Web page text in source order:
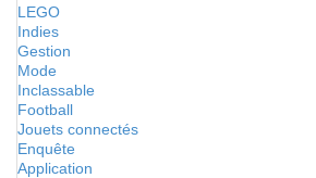
LEGO
Indies
Gestion
Mode
Inclassable
Football
Jouets connectés
Enquête
Application